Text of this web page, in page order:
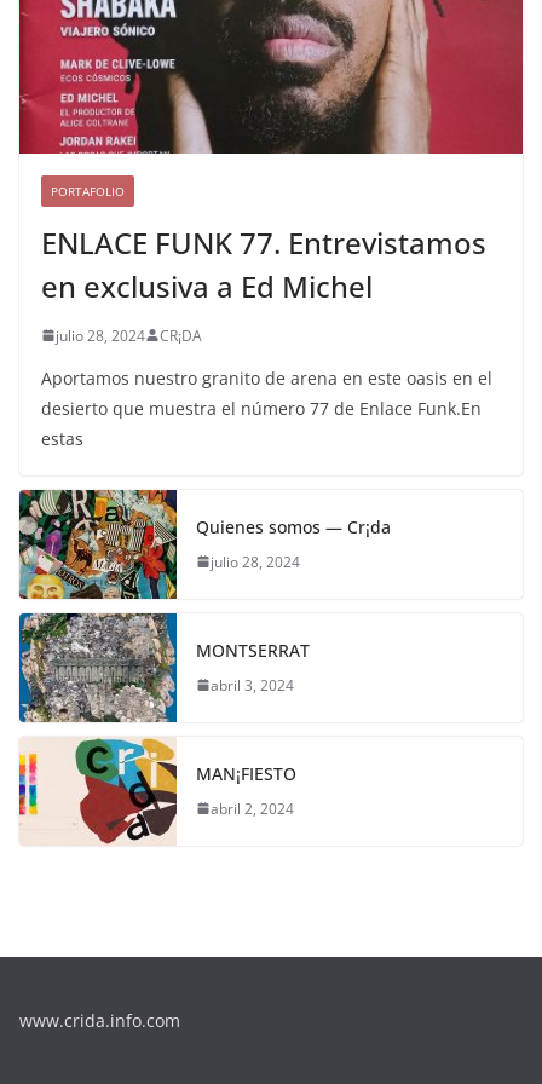
PORTAFOLIO
ENLACE FUNK 77. Entrevistamos
en exclusiva a Ed Michel
julio 28, 2024 CR¡DA
Aportamos nuestro granito de arena en este oasis en el
desierto que muestra el número 77 de Enlace Funk.En
estas
Quienes somos — Cr¡da
julio 28, 2024
MONTSERRAT
abril 3, 2024
MAN¡FIESTO
abril 2, 2024
www.crida.info.com